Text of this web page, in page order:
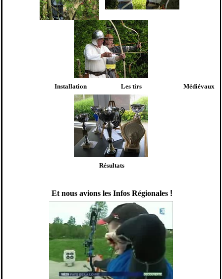
Installation Les tirs Médiévaux
Résultats
Et nous avions les Infos Régionales !